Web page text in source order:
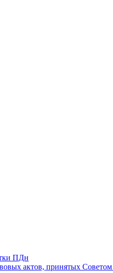
ПДн
актов, принятых Советом